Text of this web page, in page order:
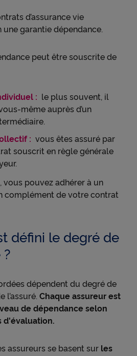
d’assurance vie
garantie dépendance.
peut être souscrite de
: le plus souvent, il
même auprès d’un
: vous êtes assuré par
souscrit en règle générale
vous pouvez adhérer à un
complément de votre contrat
défini le degré de
dépendent du degré de
l’assuré. Chaque assureur est
de dépendance selon
d'évaluation.
assureurs se basent sur les